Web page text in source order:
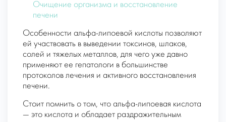
Очищение организма и восстановление
печени
Особенности альфа-липоевой кислоты позволяют
ей участвовать в выведении токсинов, шлаков,
солей и тяжелых металлов, для чего уже давно
применяют ее гепатологи в большинстве
протоколов лечения и активного восстановления
печени.
Стоит помнить о том, что альфа-липоевая кислота
— это кислота и обладает раздражительным